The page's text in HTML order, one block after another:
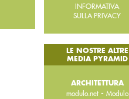
INFORMATIVA
SULLA PRIVACY
LE NOSTRE ALTRE
MEDIA PYRAMID
ARCHITETTURA
modulo.net- Modulo